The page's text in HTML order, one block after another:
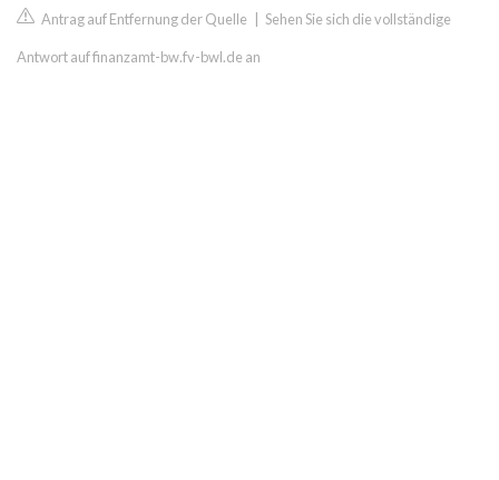
Antrag auf Entfernung der Quelle Sehen Sie sich die vollständige
Antwort auf finanzamt-bw.fv-bwl.de an